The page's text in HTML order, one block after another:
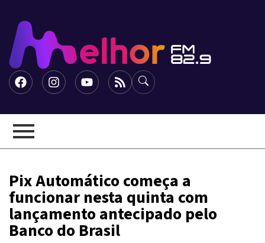
Pix Automático começa a
funcionar nesta quinta com
lançamento antecipado pelo
Banco do Brasil